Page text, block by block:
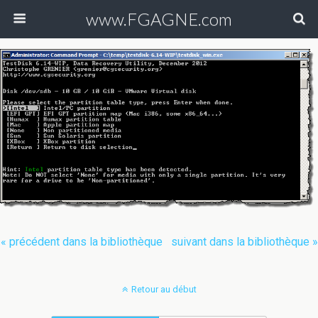
www.FGAGNE.com
« précédent dans la bibliothèque suivant dans la bibliothèque »
Retour au début